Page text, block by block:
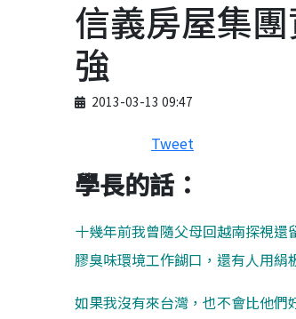
信義房屋集
強
Published on
2013-03-13 09:47
Tweet
學長的話：
十幾年前我曾隨父母回越南探視
膠臭味環境工作餬口，還有人用
如果我沒有來台灣，也不會比他